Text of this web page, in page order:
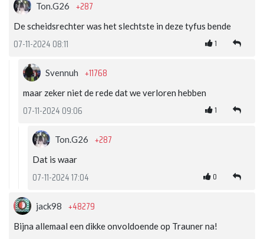
Ton.G26 +287
De scheidsrechter was het slechtste in deze tyfus bende
07-11-2024 08:11 1
Svennuh +11768
maar zeker niet de rede dat we verloren hebben
07-11-2024 09:06 1
Ton.G26 +287
Dat is waar
07-11-2024 17:04 0
jack98 +48279
Bijna allemaal een dikke onvoldoende op Trauner na!